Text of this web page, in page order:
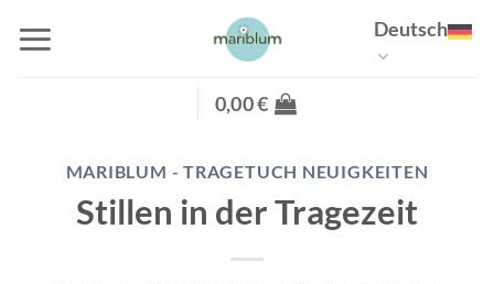
Inhalt
Deutsch
0,00€
MARIBLUM - TRAGETUCH NEUIGKEITEN
Stillen in der Tragezeit